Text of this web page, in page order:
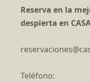
Reserva en la
despierta en
Teléfono: